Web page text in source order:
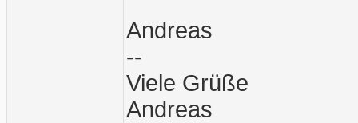
Andreas
--
Viele Grüße
Andreas